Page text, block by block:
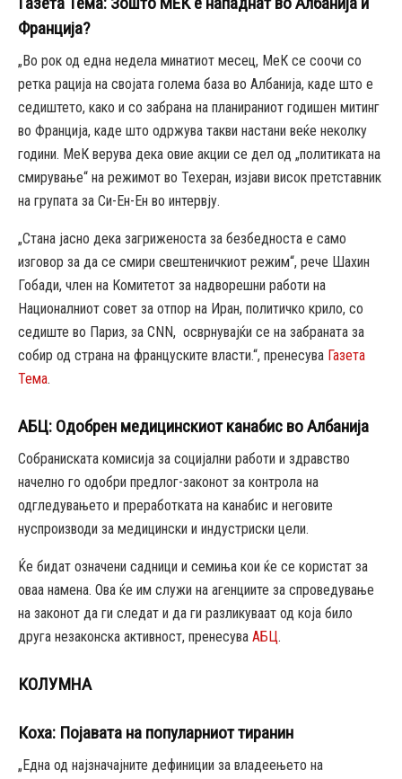
Франција?
„Во рок од една недела минатиот месец, МеК се соочи со
ретка рација на својата голема база во Албанија, каде што е
седиштето, како и со забрана на планираниот годишен митинг
во Франција, каде што одржува такви настани веќе неколку
години. МеК верува дека овие акции се дел од „политиката на
смирување“ на режимот во Техеран, изјави висок претставник
на групата за Си-Ен-Ен во интервју.
„Стана јасно дека загриженоста за безбедноста е само
изговор за да се смири свештеничкиот режим“, рече Шахин
Гобади, член на Комитетот за надворешни работи на
Националниот совет за отпор на Иран, политичко крило, со
седиште во Париз, за CNN, осврнувајќи се на забраната за
собир од страна на француските власти.“, пренесува Газета
Тема.
АБЦ: Одобрен медицинскиот канабис во Албанија
Собраниската комисија за социјални работи и здравство
начелно го одобри предлог-законот за контрола на
одгледувањето и преработката на канабис и неговите
нуспроизводи за медицински и индустриски цели.
Ќе бидат означени садници и семиња кои ќе се користат за
оваа намена. Ова ќе им служи на агенциите за спроведување
на законот да ги следат и да ги разликуваат од која било
друга незаконска активност, пренесува АБЦ.
КОЛУМНА
Коха: Појавата на популарниот тиранин
„Една од најзначајните дефиниции за владеењето на